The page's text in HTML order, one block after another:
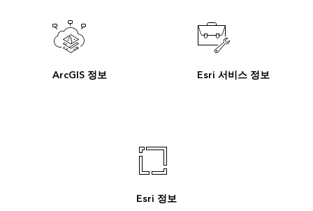
ArcGIS 정보 Esri 서비스 정보
Esri 정보